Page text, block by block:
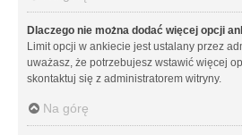
Dlaczego nie można dodać więcej opcji
Limit opcji w ankiecie jest ustalany przez
uważasz, że potrzebujesz wstawić więcej
skontaktuj się z administratorem witryny.
Na górę